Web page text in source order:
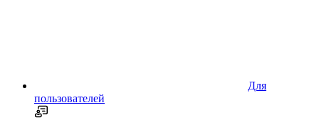
Для
пользователей